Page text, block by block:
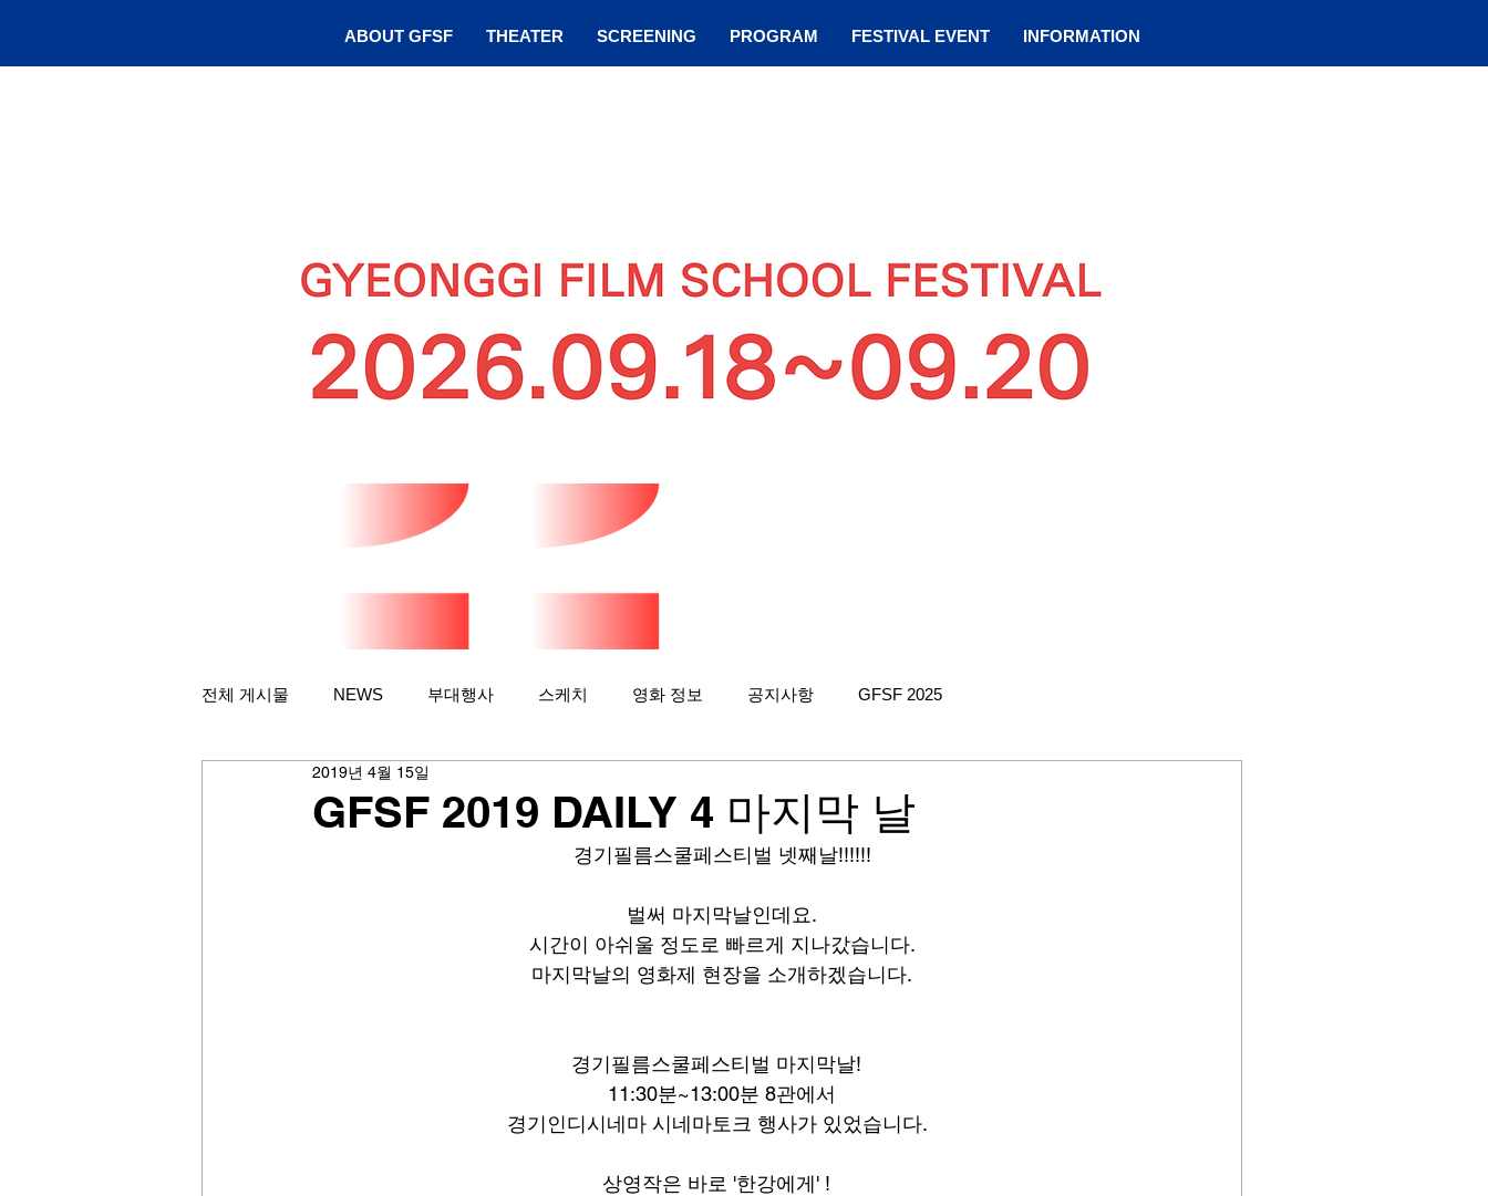
ABOUT GFSF THEATER SCREENING PROGRAM FESTIVAL EVENT INFORMATION
전체 게시물 NEWS 부대행사 스케치 영화 정보 공지사항 GFSF 2025
GFSF 2019 DAILY 4 마지막 날
2019년 4월 15일
경기필름스쿨페스티벌 넷째날!!!!!!
벌써 마지막날인데요.
시간이 아쉬울 정도로 빠르게 지나갔습니다.
마지막날의 영화제 현장을 소개하겠습니다.
경기필름스쿨페스티벌 마지막날!
11:30분~13:00분 8관에서
경기인디시네마 시네마토크 행사가 있었습니다.
상영작은 바로 '한강에게' !